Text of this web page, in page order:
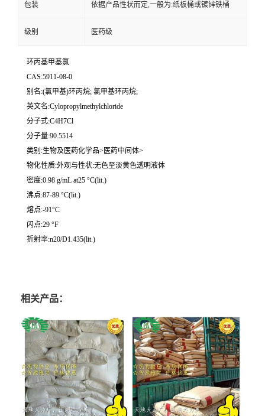
包装 依据产品性状而定,一般为:纸板桶或镀锌铁桶
级别 医药级
环丙基甲基氯
CAS:5911-08-0
别名:(氯甲基)环丙烷; 氯甲基环丙烷;
英文名:Cylopropylmethylchloride
分子式:C4H7Cl
分子量:90.5514
类别:生物及医药化学品>医药中间体>
物化性质:外观与性状:无色至淡黄色透明液体
密度:0.98 g/mL at25 °C(lit.)
沸点:87-89 °C(lit.)
熔点:-91°C
闪点:29 °F
折射率:n20/D1.435(lit.)
相关产品：